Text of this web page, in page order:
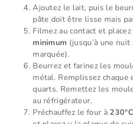
Ajoutez le lait, puis le
pâte doit être lisse mais
Filmez au contact et
minimum (jusqu’à une
marquée).
Beurrez et farinez les
métal. Remplissez chaque
quarts. Remettez les
au réfrigérateur.
Préchauffez le four à 230°C